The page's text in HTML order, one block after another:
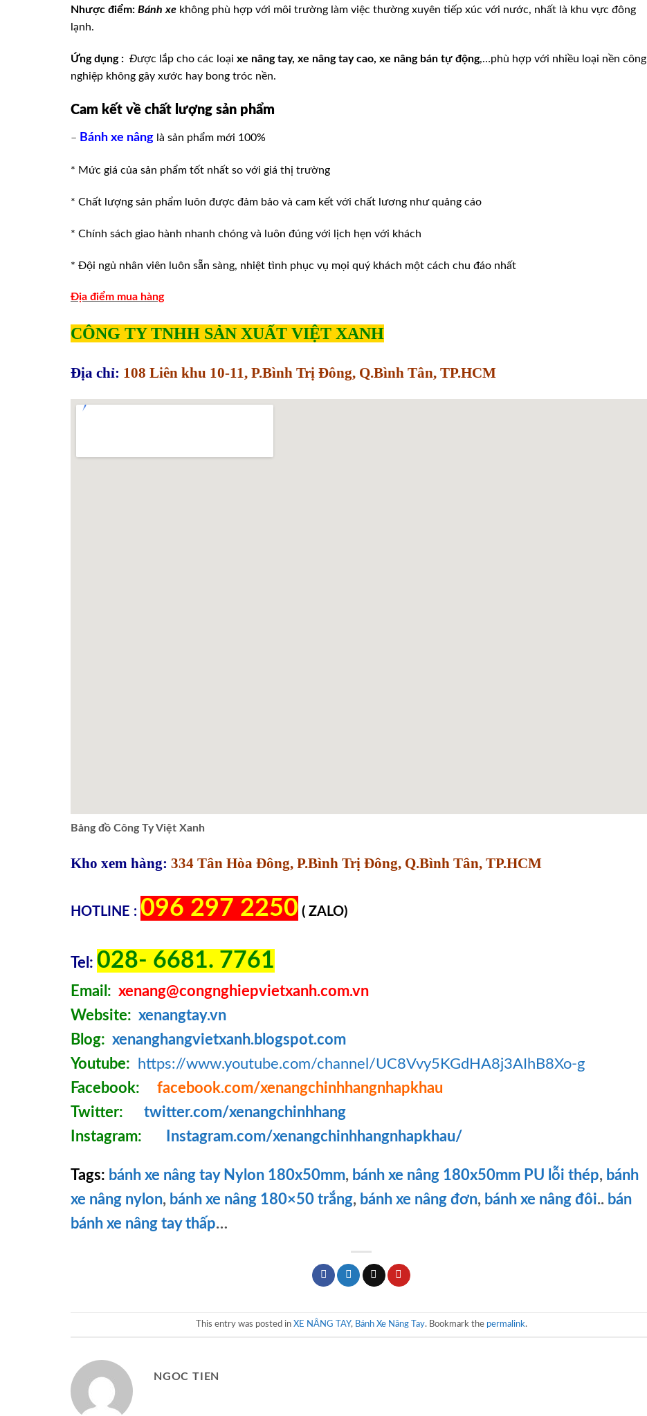
Nhược điểm: Bánh xe không phù hợp với môi trường làm việc thường xuyên tiếp xúc với nước, nhất là khu vực đông
lạnh.
Ứng dụng : Được lắp cho các loại xe nâng tay, xe nâng tay cao, xe nâng bán tự động,…phù hợp với nhiều loại nền công
nghiệp không gây xước hay bong tróc nền.
Cam kết về chất lượng sản phẩm
– Bánh xe nâng là sản phẩm mới 100%
* Mức giá của sản phẩm tốt nhất so với giá thị trường
* Chất lượng sản phẩm luôn được đảm bảo và cam kết với chất lương như quảng cáo
* Chính sách giao hành nhanh chóng và luôn đúng với lịch hẹn với khách
* Đội ngủ nhân viên luôn sẵn sàng, nhiệt tình phục vụ mọi quý khách một cách chu đáo nhất
Địa điểm mua hàng
CÔNG TY TNHH SẢN XUẤT VIỆT XANH
Địa chỉ: 108 Liên khu 10-11, P.Bình Trị Đông, Q.Bình Tân, TP.HCM
Bảng đồ Công Ty Việt Xanh
Kho xem hàng: 334 Tân Hòa Đông, P.Bình Trị Đông, Q.Bình Tân, TP.HCM
HOTLINE : 096 297 2250 ( ZALO)
Tel: 028- 6681. 7761
Email: xenang@congnghiepvietxanh.com.vn
Website: xenangtay.vn
Blog: xenanghangvietxanh.blogspot.com
Youtube:
https://www.youtube.com/channel/UC8Vvy5KGdHA8j3AIhB8Xo-g
Facebook:
facebook.com/xenangchinhhangnhapkhau
Twitter:
twitter.com/xenangchinhhang
Instagram:
Instagram.com/xenangchinhhangnhapkhau/
Tags: bánh xe nâng tay Nylon 180x50mm, bánh xe nâng 180x50mm PU lỗi thép, bánh
xe nâng nylon, bánh xe nâng 180×50 trắng, bánh xe nâng đơn, bánh xe nâng đôi.. bán
bánh xe nâng tay thấp…
This entry was posted in XE NÂNG TAY, Bánh Xe Nâng Tay. Bookmark the permalink.
NGOC TIEN